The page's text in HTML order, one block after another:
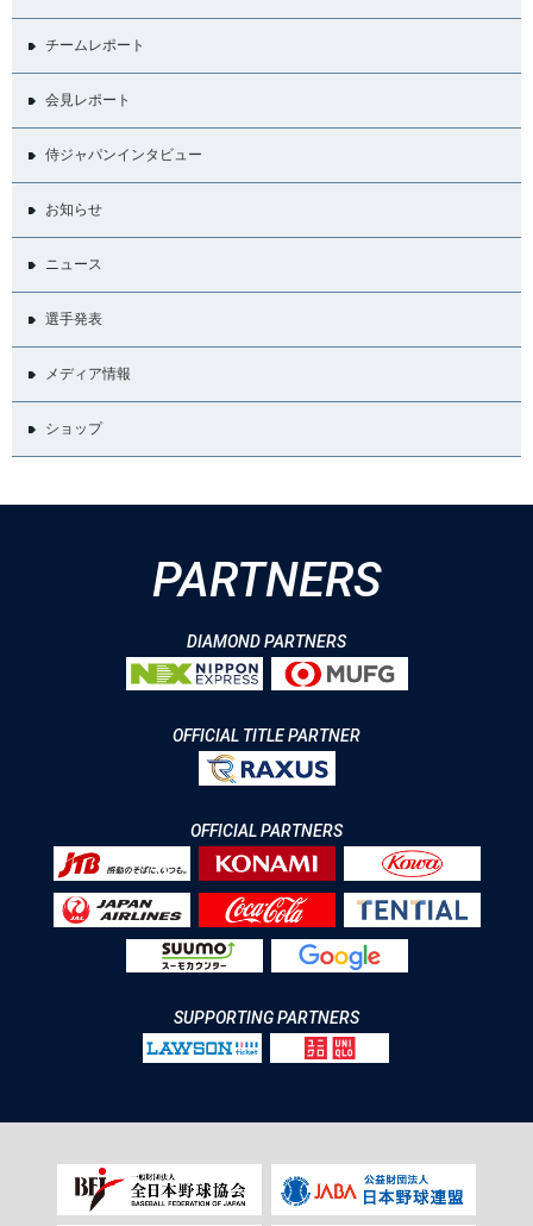
チームレポート
会見レポート
侍ジャパンインタビュー
お知らせ
ニュース
選手発表
メディア情報
ショップ
PARTNERS
DIAMOND PARTNERS
OFFICIAL TITLE PARTNER
OFFICIAL PARTNERS
SUPPORTING PARTNERS